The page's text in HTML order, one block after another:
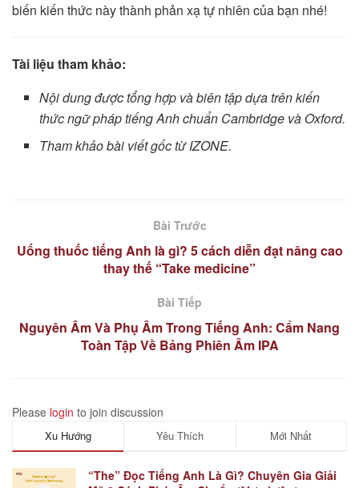
biến kiến thức này thành phản xạ tự nhiên của bạn nhé!
Tài liệu tham khảo:
Nội dung được tổng hợp và biên tập dựa trên kiến
thức ngữ pháp tiếng Anh chuẩn Cambridge và Oxford.
Tham khảo bài viết gốc từ IZONE.
Bài Trước
Uống thuốc tiếng Anh là gì? 5 cách diễn đạt nâng cao
thay thế “Take medicine”
Bài Tiếp
Nguyên Âm Và Phụ Âm Trong Tiếng Anh: Cẩm Nang
Toàn Tập Về Bảng Phiên Âm IPA
Please login to join discussion
Xu Hướng Yêu Thích Mới Nhất
“The” Đọc Tiếng Anh Là Gì? Chuyên Gia Giải